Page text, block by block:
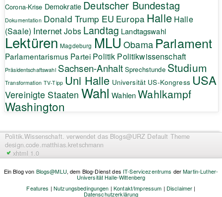
Corona-Krise Demokratie Deutscher Bundestag
Dokumentation Donald Trump EU Europa Halle Halle
(Saale) InternetJobs Landtag Landtagswahl
Lektüren Magdeburg MLU Obama Parlament
Parlamentarismus Partei Politik Politikwissenschaft
Präsidentschaftswahl Sachsen-Anhalt Sprechstunde Studium
Transformation TV-Tipp Uni Halle Universität US-Kongress USA
Vereinigte Staaten Wahl Wahlen Wahlkampf
Washington
Politik.Wissenschaft. verwendet das Blogs@URZ Default Theme
design.code.matthias.kretschmann
xhtml 1.0
Ein Blog von Blogs@MLU, dem Blog-Dienst des IT-Servicezentrums derMartin-Luther-
Universität Halle-Wittenberg
Features | Nutzungsbedingungen |Kontakt/Impressum | Disclaimer |
Datenschutzerklärung